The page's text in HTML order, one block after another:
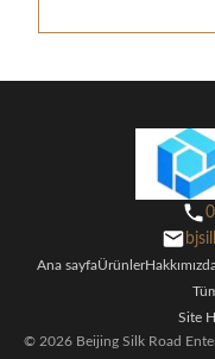
Ana sayfaÜrünler
Site
© 2026 Beijing Silk Road